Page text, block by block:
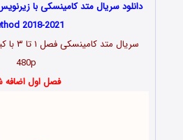
2018-2021
سریال متد کامینسکیفصل ۱ تا ۳
480p
فصل اول اضافه